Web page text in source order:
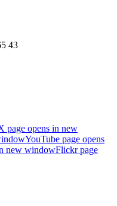
43
page opens in new
YouTube page opens
new windowFlickr page